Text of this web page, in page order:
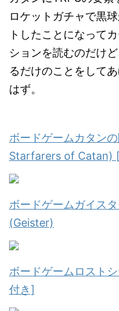
ロケットガチャで黒
トしたことになって
ションを読むのだけ
るだけのことをして
はず。
ボードゲームカタン
Starfarers of Catan)
ボードゲームガイス
(Geister)
ボードゲームロスト
付き]